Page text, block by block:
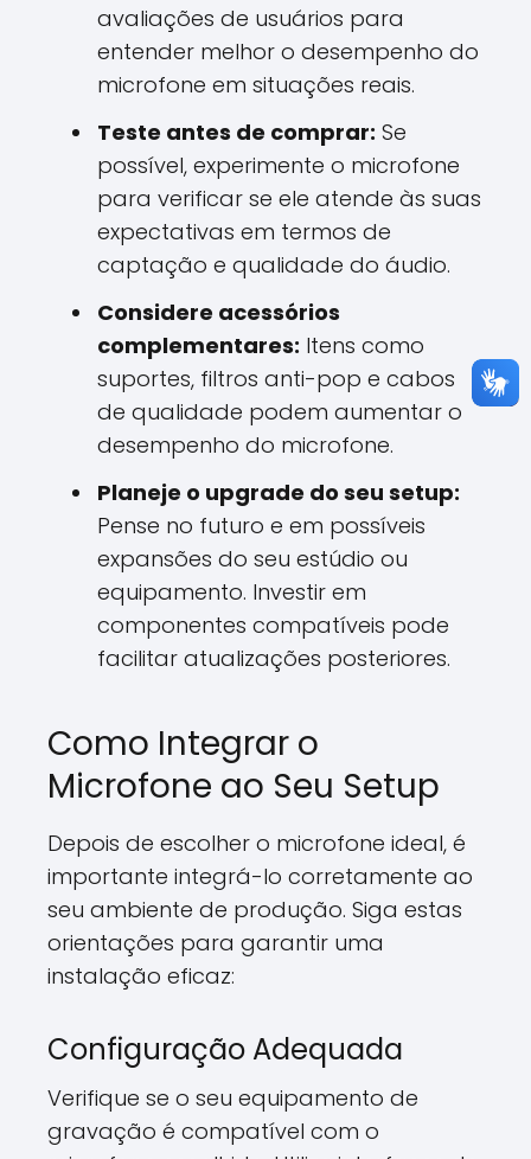
avaliações de usuários para
entender melhor o desempenho do
microfone em situações reais.
Teste antes de comprar: Se
possível, experimente o microfone
para verificar se ele atende às suas
expectativas em termos de
captação e qualidade do áudio.
Considere acessórios
complementares: Itens como
suportes, filtros anti-pop e cabos
de qualidade podem aumentar o
desempenho do microfone.
Planeje o upgrade do seu setup:
Pense no futuro e em possíveis
expansões do seu estúdio ou
equipamento. Investir em
componentes compatíveis pode
facilitar atualizações posteriores.
Como Integrar o
Microfone ao Seu Setup
Depois de escolher o microfone ideal, é
importante integrá-lo corretamente ao
seu ambiente de produção. Siga estas
orientações para garantir uma
instalação eficaz:
Configuração Adequada
Verifique se o seu equipamento de
gravação é compatível com o